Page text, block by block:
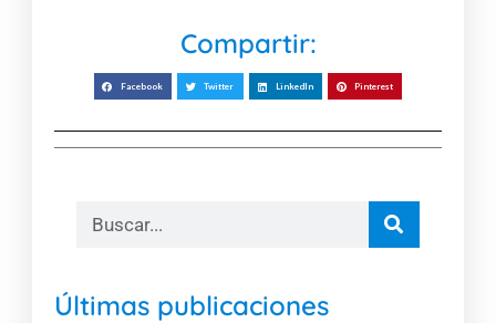
Compartir:
Facebook Twitter LinkedIn Pinterest
Últimas publicaciones